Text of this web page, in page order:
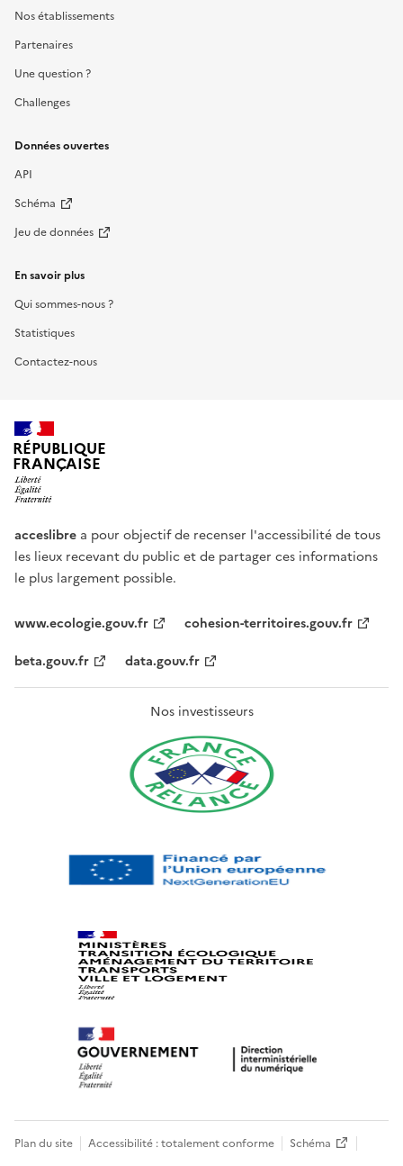
Nos établissements
Partenaires
Une question ?
Challenges
Données ouvertes
API
Schéma
Jeu de données
En savoir plus
Qui sommes-nous ?
Statistiques
Contactez-nous
RÉPUBLIQUE
FRANÇAISE
acceslibre a pour objectif de recenser l'accessibilité de tous
les lieux recevant du public et de partager ces informations
le plus largement possible.
www.ecologie.gouv.fr
cohesion-territoires.gouv.fr
beta.gouv.fr
data.gouv.fr
Nos investisseurs
Plan du site Accessibilité : totalement conforme Schéma